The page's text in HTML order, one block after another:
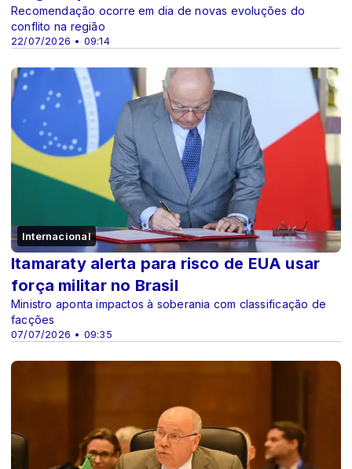
22/07/2026 • 09:14
Recomendação ocorre em dia de novas evoluções do
conflito na região
Internacional
07/07/2026 • 09:35
Itamaraty alerta para risco de EUA usar
força militar no Brasil
Ministro aponta impactos à soberania com classificação de
facções